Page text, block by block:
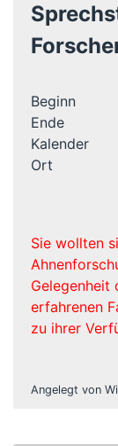
Beginn
Ende
Kalender
Ort
Sie wollten
Gelegenheit
erfahrenen
zu ihrer
Angelegt von